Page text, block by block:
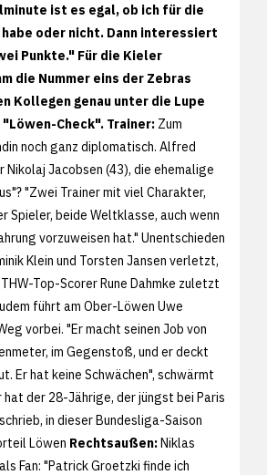
ist es egal, ob ich für die
oder nicht. Dann interessiert
Punkte." Für die Kieler
die Nummer eins der Zebras
Kollegen genau unter die Lupe
"Löwen-Check". Trainer: Zum
noch ganz diplomatisch. Alfred
Nikolaj Jacobsen (43), die ehemalige
"Zwei Trainer mit viel Charakter,
Spieler, beide Weltklasse, auch wenn
vorzuweisen hat." Unentschieden
Klein und Torsten Jansen verletzt,
Top-Scorer Rune Dahmke zuletzt
führt am Ober-Löwen Uwe
vorbei. "Er macht seinen Job von
im Gegenstoß, und er deckt
Er hat keine Schwächen", schwärmt
der 28-Jährige, der jüngst bei Paris
in dieser Bundesliga-Saison
Löwen Rechtsaußen:Niklas
Fan: "Patrick Groetzki finde ich